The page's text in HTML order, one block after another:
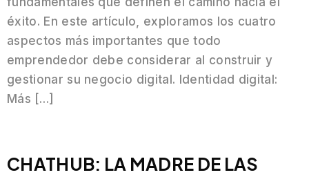
éxito. En este artículo, exploramos los cuatro
aspectos más importantes que todo
emprendedor debe considerar al construir y
gestionar su negocio digital. Identidad digital:
Más […]
CHATHUB: LA MADRE DE LAS